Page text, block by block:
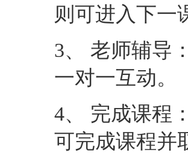
则可进入下一
3、 老师辅导
一对一互动。
4、 完成课程
可完成课程并